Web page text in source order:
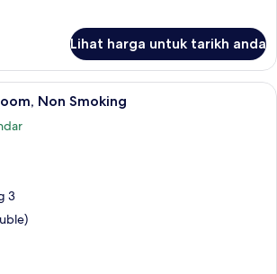
Lihat harga untuk tarikh anda
1 bilik tidur, peti besi dalam bilik,
Non Smoking
3